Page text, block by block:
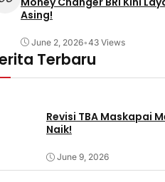
Asing!
June 2, 2026•43 Views
Terbaru
Revisi TBA Maskapai
Naik!
June 9, 2026